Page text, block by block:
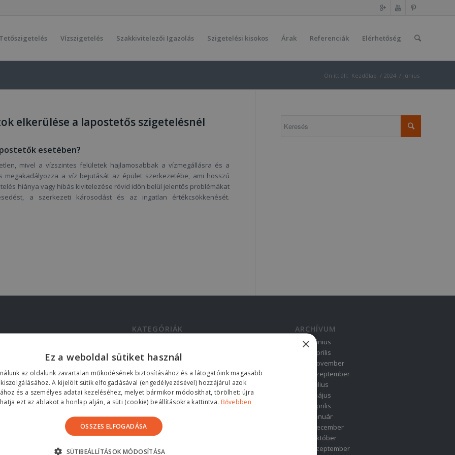
Tetőszigetelés Vízszigetelés Szakkivitelezői Igazolás Szigetelési kisokos Árak Referenciák Elérhetőség
Ön itt áll: Kezdőlap / 2024 / június
elkerülése a lapostetős szigetelésnél
esetében?
mivel a vízszintes felületek hajlamosabbak a vízmegállásra és a
megakadályozza a víz bejutását az épület szerkezetébe, ami hosszú
hiánya vagy hibás kivitelezése rövid időn belül jelentős problémákat
a szerkezeti károsodást és az ingatlan értékcsökkenését.
szigetelés előnyei
üzenetét
szigetelés és lapostető
KATEGÓRIÁK ARCHÍVUM
2026. június
2026. április
2025. november
2025. szeptember
2025. július
2025. május
2025. április
2025. január
2024. december
2024. október
2024. szeptember
×
Ez a weboldal sütiket használ
az oldalunk zavartalan működésének biztosításához és a látogatóink magasabb
A kijelölt sütik elfogadásával (engedélyezésével) hozzájárul azok
és a személyes adatai kezeléséhez, melyet bármikor módosíthat, törölhet: újra
ezt az ablakot a honlap alján, a süti (cookie) beállításokra kattintva. Bővebben
ÖSSZES ELFOGADÁSA
SÜTIBEÁLLÍTÁSOK MÓDOSÍTÁSA